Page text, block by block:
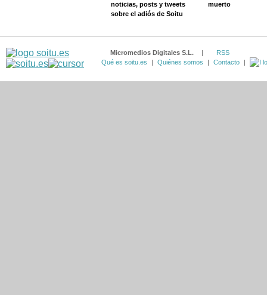
noticias, posts y tweets
sobre el adiós de Soitu
muerto
Micromedios Digitales S.L. |
RSS
Qué es soitu.es
| Quiénes somos | Contacto |